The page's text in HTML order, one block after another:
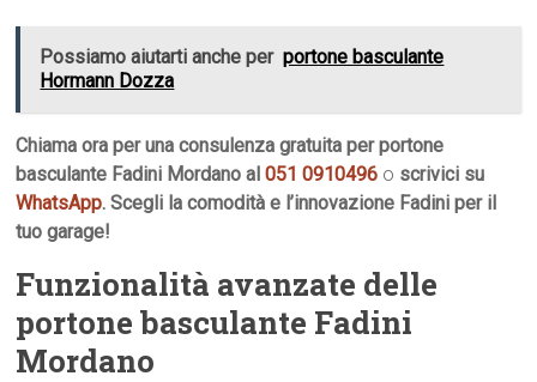
Possiamo aiutarti anche per portone basculante
Hormann Dozza
Chiama ora per una consulenza gratuita per portone
basculante Fadini Mordano al051 0910496 o scrivici su
WhatsApp. Scegli la comodità e l’innovazione Fadini per il
tuo garage!
Funzionalità avanzate delle
portone basculante Fadini
Mordano